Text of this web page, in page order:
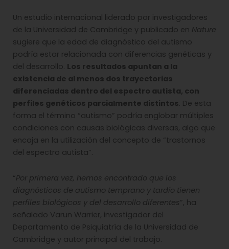
Un estudio internacional liderado por investigadores
de la Universidad de Cambridge y publicado en Nature
sugiere que la edad de diagnóstico del autismo
podría estar relacionada con diferencias genéticas y
del desarrollo. Los resultados apuntan a la
existencia de al menos dos trayectorias
diferenciadas dentro del espectro autista, con
perfiles genéticos parcialmente distintos. De esta
forma el término “autismo” podría englobar múltiples
condiciones con causas biológicas diversas, algo que
encaja en la utilización del concepto de “trastornos
del espectro autista”.
“Por primera vez, hemos encontrado que los
diagnósticos de autismo temprano y tardío tienen
perfiles biológicos y del desarrollo diferentes”, ha
señalado Varun Warrier, investigador del
Departamento de Psiquiatría de la Universidad de
Cambridge y autor principal del trabajo.